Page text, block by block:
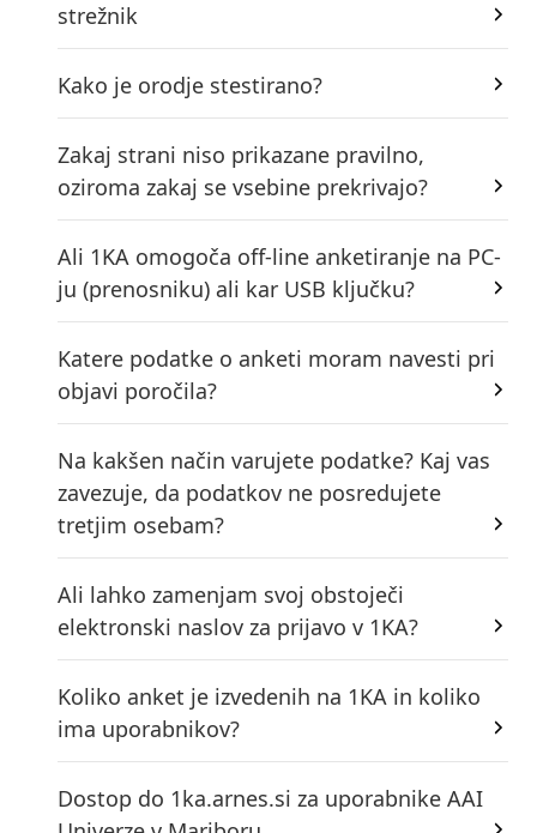
strežnik
Kako je orodje stestirano?
Zakaj strani niso prikazane pravilno,
oziroma zakaj se vsebine prekrivajo?
Ali 1KA omogoča off-line anketiranje na PC-
ju (prenosniku) ali kar USB ključku?
Katere podatke o anketi moram navesti pri
objavi poročila?
Na kakšen način varujete podatke? Kaj vas
zavezuje, da podatkov ne posredujete
tretjim osebam?
Ali lahko zamenjam svoj obstoječi
elektronski naslov za prijavo v 1KA?
Koliko anket je izvedenih na 1KA in koliko
ima uporabnikov?
Dostop do 1ka.arnes.si za uporabnike AAI